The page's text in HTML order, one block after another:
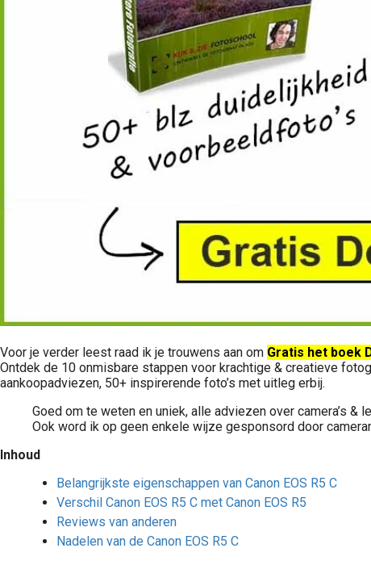
Voor je verder leest raad ik je trouwens aan om Gratis het boek
Ontdek de 10 onmisbare stappen voor krachtige & creatieve
aankoopadviezen, 50+ inspirerende foto’s met uitleg erbij.
Goed om te weten en uniek, alle adviezen over camera’s &
Ook word ik op geen enkele wijze gesponsord door
Inhoud
Belangrijkste eigenschappen van Canon EOS R5 C
Verschil Canon EOS R5 C met Canon EOS R5
Reviews van anderen
Nadelen van de Canon EOS R5 C